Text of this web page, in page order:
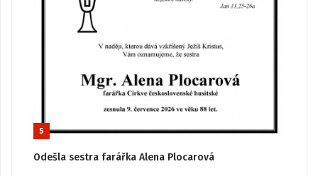
5
Odešla sestra farářka Alena Plocarová